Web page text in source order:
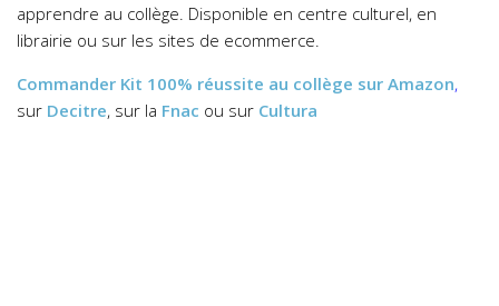
apprendre au collège. Disponible en centre culturel, en
librairie ou sur les sites de ecommerce.
Commander Kit 100% réussite au collège sur Amazon,
sur Decitre, sur la Fnac ou sur Cultura